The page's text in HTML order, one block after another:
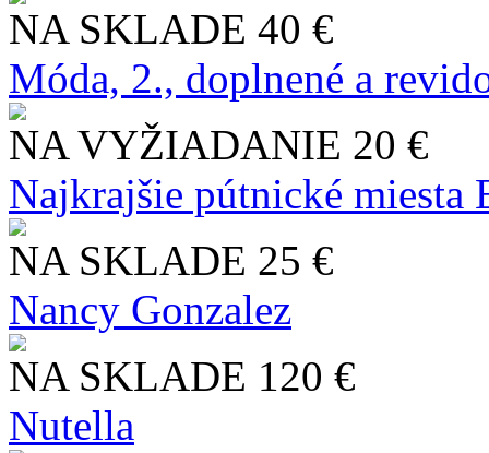
NA SKLADE 40 €
Móda, 2., doplnené a
NA VYŽIADANIE 20 €
Najkrajšie pútnické miesta
NA SKLADE 25 €
Nancy Gonzalez
NA SKLADE 120 €
Nutella